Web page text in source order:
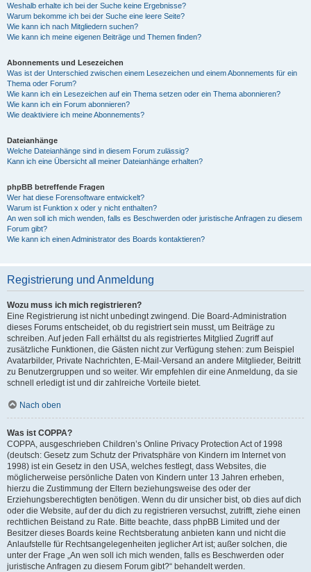
Weshalb erhalte ich bei der Suche keine Ergebnisse?
Warum bekomme ich bei der Suche eine leere Seite?
Wie kann ich nach Mitgliedern suchen?
Wie kann ich meine eigenen Beiträge und Themen finden?
Abonnements und Lesezeichen
Was ist der Unterschied zwischen einem Lesezeichen und einem Abonnements für ein
Thema oder Forum?
Wie kann ich ein Lesezeichen auf ein Thema setzen oder ein Thema abonnieren?
Wie kann ich ein Forum abonnieren?
Wie deaktiviere ich meine Abonnements?
Dateianhänge
Welche Dateianhänge sind in diesem Forum zulässig?
Kann ich eine Übersicht all meiner Dateianhänge erhalten?
phpBB betreffende Fragen
Wer hat diese Forensoftware entwickelt?
Warum ist Funktion x oder y nicht enthalten?
An wen soll ich mich wenden, falls es Beschwerden oder juristische Anfragen zu diesem
Forum gibt?
Wie kann ich einen Administrator des Boards kontaktieren?
Registrierung und Anmeldung
Wozu muss ich mich registrieren?
Eine Registrierung ist nicht unbedingt zwingend. Die Board-Administration
dieses Forums entscheidet, ob du registriert sein musst, um Beiträge zu
schreiben. Auf jeden Fall erhältst du als registriertes Mitglied Zugriff auf
zusätzliche Funktionen, die Gästen nicht zur Verfügung stehen: zum Beispiel
Avatarbilder, Private Nachrichten, E-Mail-Versand an andere Mitglieder, Beitritt
zu Benutzergruppen und so weiter. Wir empfehlen dir eine Anmeldung, da sie
schnell erledigt ist und dir zahlreiche Vorteile bietet.
Nach oben
Was ist COPPA?
COPPA, ausgeschrieben Children’s Online Privacy Protection Act of 1998
(deutsch: Gesetz zum Schutz der Privatsphäre von Kindern im Internet von
1998) ist ein Gesetz in den USA, welches festlegt, dass Websites, die
möglicherweise persönliche Daten von Kindern unter 13 Jahren erheben,
hierzu die Zustimmung der Eltern beziehungsweise des oder der
Erziehungsberechtigten benötigen. Wenn du dir unsicher bist, ob dies auf dich
oder die Website, auf der du dich zu registrieren versuchst, zutrifft, ziehe einen
rechtlichen Beistand zu Rate. Bitte beachte, dass phpBB Limited und der
Besitzer dieses Boards keine Rechtsberatung anbieten kann und nicht die
Anlaufstelle für Rechtsangelegenheiten jeglicher Art ist; außer solchen, die
unter der Frage „An wen soll ich mich wenden, falls es Beschwerden oder
juristische Anfragen zu diesem Forum gibt?“ behandelt werden.